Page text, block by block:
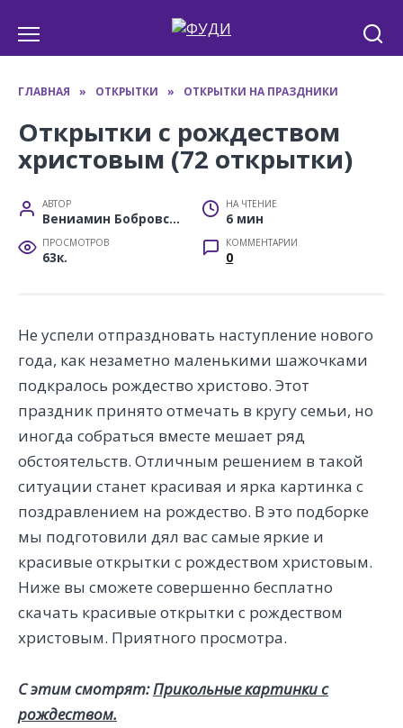
содержанию
ГЛАВНАЯ » ОТКРЫТКИ » ОТКРЫТКИ НА ПРАЗДНИКИ
Открытки с рождеством
христовым (72 открытки)
АВТОР
Вениамин Бобровский
НА ЧТЕНИЕ
6 мин
ПРОСМОТРОВ
63к.
КОММЕНТАРИИ
0
Не успели отпраздновать наступление нового
года, как незаметно маленькими шажочками
подкралось рождество христово. Этот
праздник принято отмечать в кругу семьи, но
иногда собраться вместе мешает ряд
обстоятельств. Отличным решением в такой
ситуации станет красивая и ярка картинка с
поздравлением на рождество. В это подборке
мы подготовили дял вас самые яркие и
красивые открытки с рождеством христовым.
Ниже вы сможете совершенно бесплатно
скачать красивые открытки с рождеством
христовым. Приятного просмотра.
С этим смотрят:Прикольные картинки с
рождеством.